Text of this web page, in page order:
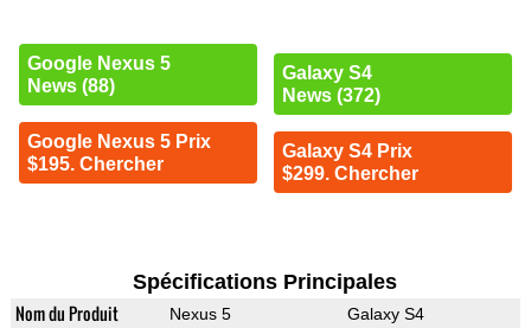
Google Nexus 5
News (88)
Google Nexus 5 Prix
$195. Chercher
Galaxy S4
News (372)
Galaxy S4 Prix
$299. Chercher
Spécifications Principales
Nom du Produit Nexus 5 Galaxy S4